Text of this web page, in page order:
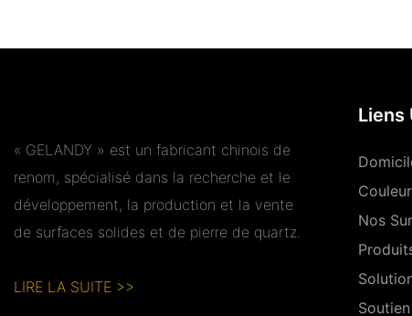
« GELANDY » est un fabricant chinois de
renom, spécialisé dans la recherche et le
développement, la production et la vente
de surfaces solides et de pierre de quartz.
LIRE LA SUITE >>
Liens
Nos
Soutien